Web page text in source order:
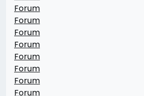
Forum
Forum
Forum
Forum
Forum
Forum
Forum
Forum